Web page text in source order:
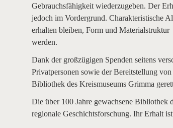
Gebrauchsfähigkeit wiederzugeben. Der
jedoch im Vordergrund. Charakteristische
erhalten bleiben, Form und
werden.
Dank der großzügigen Spenden seitens
Privatpersonen sowie der Bereitstellung
Bibliothek des Kreismuseums Grimma
Die über 100 Jahre gewachsene Bibliothek
regionale Geschichtsforschung. Ihr Erhalt